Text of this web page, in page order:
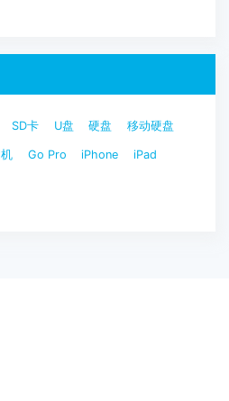
SD卡 U盘 硬盘 移动硬盘
Go Pro iPhone iPad